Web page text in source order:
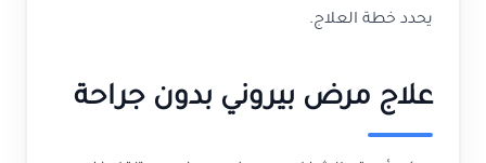
يحدد خطة العلاج.
علاج مرض بيروني بدون جراحة